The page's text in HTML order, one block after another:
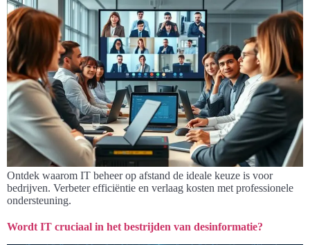
Ontdek waarom IT beheer op afstand de ideale keuze is voor
bedrijven. Verbeter efficiëntie en verlaag kosten met professionele
ondersteuning.
Wordt IT cruciaal in het bestrijden van desinformatie?